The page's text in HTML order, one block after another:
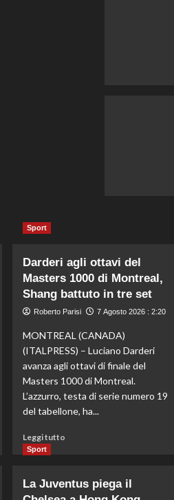
Sport
Darderi agli ottavi del
Masters 1000 di Montreal,
Shang battuto in tre set
Roberto Parisi 7 Agosto 2026 : 2:20
MONTREAL (CANADA)
(ITALPRESS) – Luciano Darderi
avanza agli ottavi di finale del
Masters 1000 di Montreal.
L’azzurro, testa di serie numero 19
del tabellone, ha...
Leggi tuttoLeggi
Darderi
Sport
La Juventus piega il